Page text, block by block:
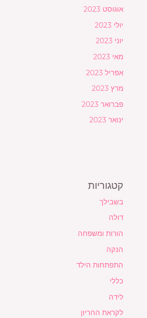
אוגוסט 2023
יולי 2023
יוני 2023
מאי 2023
אפריל 2023
מרץ 2023
פברואר 2023
ינואר 2023
קטגוריות
בשבילך
דולה
הורות ומשפחה
הנקה
התפתחות הילד
כללי
לידה
לקראת ההריון